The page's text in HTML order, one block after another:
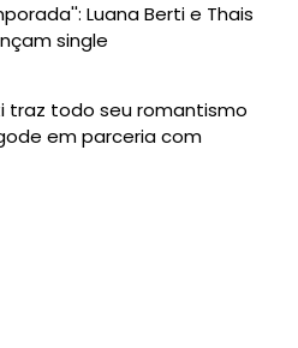
Luana Berti e Thais
single
traz todo seu romantismo
em parceria com